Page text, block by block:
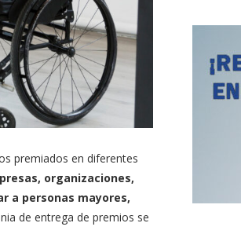
premiados en diferentes
organizaciones,
a personas mayores,
de entrega de premios se